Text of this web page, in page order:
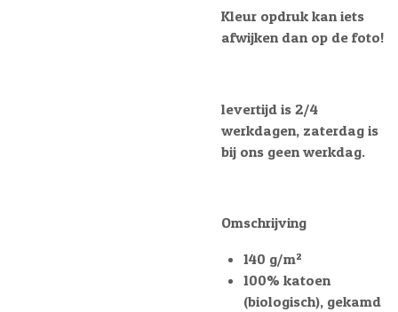
Kleur opdruk kan iets
afwijken dan op de foto!
levertijd is 2/4
werkdagen, zaterdag is
bij ons geen werkdag.
Omschrijving
140 g/m²
100% katoen
(biologisch), gekamd